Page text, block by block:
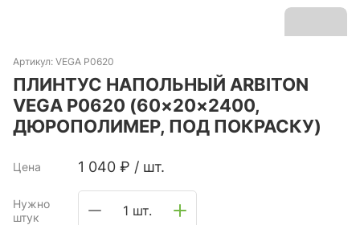
Артикул: VEGA P0620
ПЛИНТУС НАПОЛЬНЫЙ ARBITON
VEGA P0620 (60×20×2400,
ДЮРОПОЛИМЕР, ПОД ПОКРАСКУ)
Цена 1 040 ₽ / шт.
Нужно
штук
1 шт.